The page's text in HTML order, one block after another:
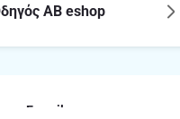
AB eshop
E-mail